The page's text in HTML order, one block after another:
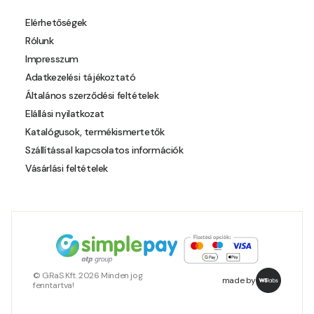
Reddish B
Elérhetőségek
Rólunk
Impresszum
Adatkezelési tájékoztató
Általános szerződési feltételek
Elállási nyilatkozat
Katalógusok, termékismertetők
Szállítással kapcsolatos információk
Vásárlási feltételek
© GRaS Kft. 2026 Minden jog
fenntartva!
made by